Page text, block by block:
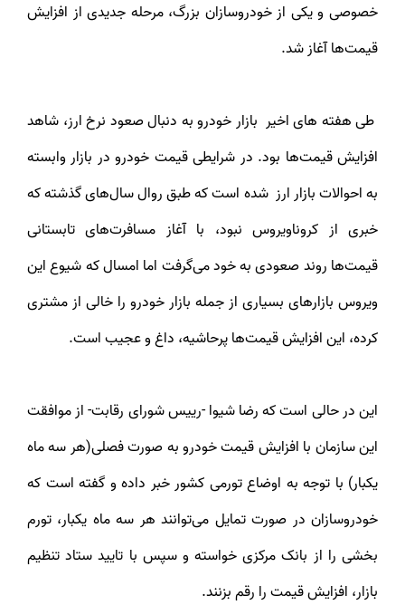
خصوصی و یکی از خودروسازان بزرگ، مرحله جدیدی از افزایش
قیمت‌ها آغاز شد.
طی هفته های اخیر بازار خودرو به دنبال صعود نرخ ارز، شاهد
افزایش قیمت‌ها بود. در شرایطی قیمت خودرو در بازار وابسته
به احوالات بازار ارز شده است که طبق روال سال‌های گذشته که
خبری از کروناویروس نبود، با آغاز مسافرت‌های تابستانی
قیمت‌ها روند صعودی به خود می‌گرفت اما امسال که شیوع این
ویروس بازارهای بسیاری از جمله بازار خودرو را خالی از مشتری
کرده، این افزایش قیمت‌ها پرحاشیه، داغ و عجیب است.
این در حالی است که رضا شیوا -رییس شورای رقابت- از موافقت
این سازمان با افزایش قیمت خودرو به صورت فصلی(هر سه ماه
یکبار) با توجه به اوضاع تورمی کشور خبر داده و گفته است که
خودروسازان در صورت تمایل می‌توانند هر سه ماه یکبار، تورم
بخشی را از بانک مرکزی خواسته و سپس با تایید ستاد تنظیم
بازار، افزایش قیمت را رقم بزنند.